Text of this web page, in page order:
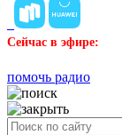
Сейчас в эфире:
помочь радио